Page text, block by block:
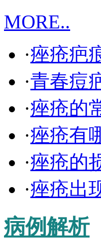
MORE..
·痤疮疤
·青春痘
·痤疮的
·痤疮有
·痤疮的
·痤疮出
病例解析